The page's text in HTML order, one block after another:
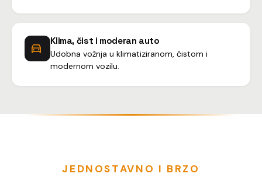
Klima, čist i moderan auto
Udobna vožnja u klimatiziranom, čistom i
modernom vozilu.
JEDNOSTAVNO I BRZO